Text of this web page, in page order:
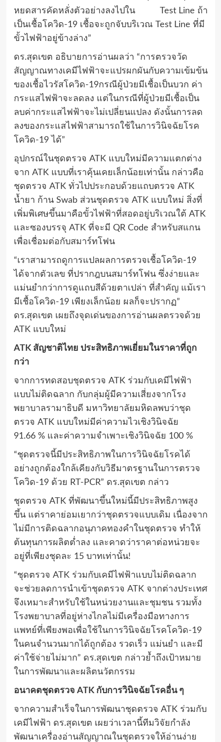
หยดสารคัดหลั่งตัวอย่างลงไปในTest Line ถ้า
เป็นเชื้อโควิด-19 เชื้อจะถูกจับบริเวณ Test Line ที่มี
ขั้วไฟฟ้าอยู่ข้างล่าง”
ดร.สุดเขต อธิบายการอ่านผลว่า “การตรวจวัด
สัญญาณทางเคมีไฟฟ้าจะแปรผกผันกับความเข้มข้น
ของเชื้อไวรัสโควิด-19กรณีผู้ป่วยมีเชื้อเป็นบวก ค่า
กระแสไฟฟ้าจะลดลง แต่ในกรณีที่ผู้ป่วยมีเชื้อเป็น
ลบค่ากระแสไฟฟ้าจะไม่เปลี่ยนแปลง ดังนั้นการลด
ลงของกระแสไฟฟ้าสามารถใช้ในการวินิจฉัยโรค
โควิด-19 ได้”
อุปกรณ์ในชุดตรวจ ATK แบบใหม่มีความแตกต่าง
จาก ATK แบบที่เราคุ้นเคยเล็กน้อยเท่านั้น กล่าวคือ
ชุดตรวจ ATK ทั่วไปประกอบด้วยแถบตรวจ ATK
น้ำยา ก้าน Swabส่วนชุดตรวจ ATK แบบใหม่ สิ่งที่
เพิ่มพิเศษขึ้นมาคือขั้วไฟฟ้าที่สอดอยู่บริเวณใต้ ATK
และซองบรรจุ ATK ที่จะมี QR Code สำหรับสแกน
เพื่อเชื่อมต่อกับสมาร์ทโฟน
“เราสามารถดูการแปลผลการตรวจเชื้อโควิด-19
ได้จากตัวเลข ที่ปรากฎบนสมาร์ทโฟน ซึ่งง่ายและ
แม่นยำกว่าการดูแถบสีด้วยตาเปล่า ที่สำคัญ แม้เรา
มีเชื้อโควิด-19 เพียงเล็กน้อย ผลก็จะปรากฏ”
ดร.สุดเขต เผยถึงจุดเด่นของการอ่านผลตรวจด้วย
ATK แบบใหม่
ATK สัญชาติไทย ประสิทธิภาพเยี่ยมในราคาที่ถูก
กว่า
จากการทดสอบชุดตรวจ ATKร่วมกับเคมีไฟฟ้า
แบบไม่ติดฉลาก กับกลุ่มผู้มีความเสี่ยงจากโรง
พยาบาลรามาธิบดี มหาวิทยาลัยมหิดลพบว่าชุด
ตรวจ ATK แบบใหม่มีค่าความไวเชิงวินิจฉัย
91.66 % และค่าความจำเพาะเชิงวินิจฉัย 100 %
“ชุดตรวจนี้มีประสิทธิภาพในการวินิจฉัยโรคได้
อย่างถูกต้องใกล้เคียงกับวิธีมาตรฐานในการตรวจ
โควิด-19 ด้วย RT-PCR” ดร.สุดเขต กล่าว
ชุดตรวจ ATK ที่พัฒนาขึ้นใหม่นี้มีประสิทธิภาพสูง
ขึ้น แต่ราคาย่อมเยากว่าชุดตรวจแบบเดิม เนื่องจาก
ไม่มีการติดฉลากอนุภาคทองคำในชุดตรวจ ทำให้
ต้นทุนการผลิตต่ำลง และคาดว่าราคาต่อหน่วยจะ
อยู่ที่เพียงชุดละ 15 บาทเท่านั้น!
“ชุดตรวจ ATK ร่วมกับเคมีไฟฟ้าแบบไม่ติดฉลาก
จะช่วยลดการนำเข้าชุดตรวจ ATK จากต่างประเทศ
จึงเหมาะสำหรับใช้ในหน่วยงานและชุมชน รวมทั้ง
โรงพยาบาลที่อยู่ห่างไกลไม่มีเครื่องมือทางการ
แพทย์ที่เพียงพอเพื่อใช้ในการวินิจฉัยโรคโควิด-19
ในคนจำนวนมากได้ถูกต้อง รวดเร็ว แม่นยำ และมี
ค่าใช้จ่ายไม่มาก” ดร.สุดเขต กล่าวย้ำถึงเป้าหมาย
ในการพัฒนาและผลิตนวัตกรรม
อนาคตชุดตรวจ ATK กับการวินิจฉัยโรคอื่น ๆ
จากความสำเร็จในการพัฒนาชุดตรวจ ATK ร่วมกับ
เคมีไฟฟ้า ดร.สุดเขต เผยว่าเวลานี้ทีมวิจัยกำลัง
พัฒนาเครื่องอ่านสัญญาณในชุดตรวจให้อ่านง่าย